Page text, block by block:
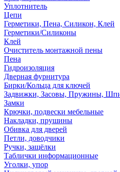
Уплотнитель
Цепи
Герметики, Пена, Силикон, Клей
Герметики/Силиконы
Клей
Очиститель монтажной пены
Пена
Гидроизоляция
Дверная фурнитура
Бирки/Кольца для ключей
Задвижки, Засовы, Пружины,
Замки
Крючки, подвески мебельные
Накладки, прушины
Обивка для дверей
Петли, доводчики
Ручки, защёлки
Таблички информационные
Уголки, упор